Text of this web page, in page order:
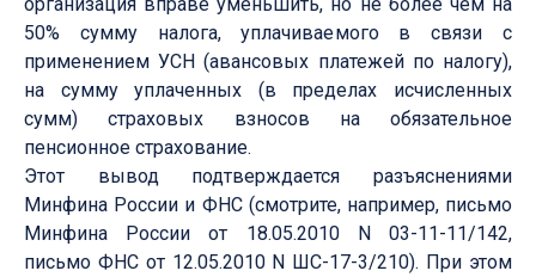
50% сумму налога, уплачиваемого в связи с
применением УСН (авансовых платежей по налогу),
на сумму уплаченных (в пределах исчисленных
сумм) страховых взносов на обязательное
пенсионное страхование.
Этот вывод подтверждается разъяснениями
Минфина России и ФНС (смотрите, например, письмо
Минфина России от 18.05.2010 N 03-11-11/142,
письмо ФНС от 12.05.2010 N ШС-17-3/210). При этом